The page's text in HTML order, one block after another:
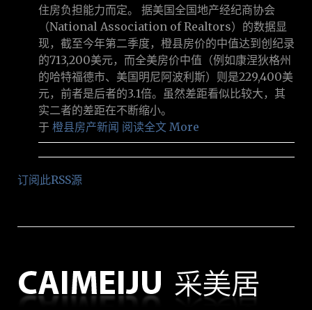
住房负担能力而定。 据美国全国地产经纪商协会
（National Association of Realtors）的数据显
现，截至今年第二季度，橙县房价的中值达到创纪录
的713,200美元，而全美房价中值（例如康涅狄格州
的哈特福德市、美国明尼阿波利斯）则是229,400美
元，前者是后者的3.1倍。虽然差距看似比较大，其
实二者的差距在不断缩小。
于 橙县房产新闻 阅读全文 More
订阅此RSS源